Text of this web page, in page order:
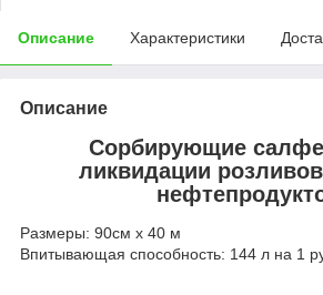
Описание Характеристики
Описание
Сорбирующие
ликвидации
Размеры: 90см x 40 м
Впитывающая способность: 144 л на 1